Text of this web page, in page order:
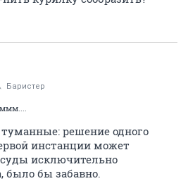
Баристер
решение одного
инстанции может
суды исключительно
было бы забавно.